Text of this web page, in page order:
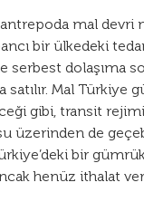
mal devri
bir ülkedeki
serbest dolaşıma
satılır. Mal Türkiye
gibi, transit
üzerinden de
bir
henüz ithalat